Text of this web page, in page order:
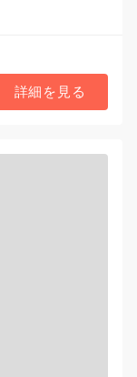
詳細を見る